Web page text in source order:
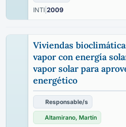
INTI 2009
Viviendas
vapor con energía
vapor solar para
energético
Responsable/s
Altamirano, Martín